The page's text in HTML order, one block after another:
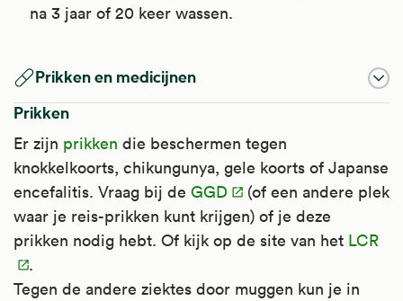
na 3 jaar of 20 keer wassen.
Prikken en medicijnen
Prikken
Er zijn prikken die beschermen tegen
knokkelkoorts, chikungunya, gele koorts of Japanse
encefalitis. Vraag bij de GGD
(of een andere plek
waar je reis-prikken kunt krijgen) of je deze
prikken nodig hebt. Of kijk op de site van het LCR
.
Tegen de andere ziektes door muggen kun je in